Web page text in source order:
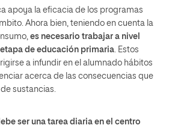
apoya la eficacia de los programas
Ahora bien, teniendo en cuenta la
es necesario trabajar a nivel
de educación primaria . Estos
a infundir en el alumnado hábitos
acerca de las consecuencias que
sustancias.
ser una tarea diaria en el centro